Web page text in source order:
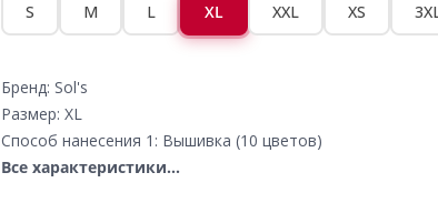
S M L XL XXL XS
Бренд: Sol's
Размер: XL
Способ нанесения 1: Вышивка (10 цветов)
Все характеристики...